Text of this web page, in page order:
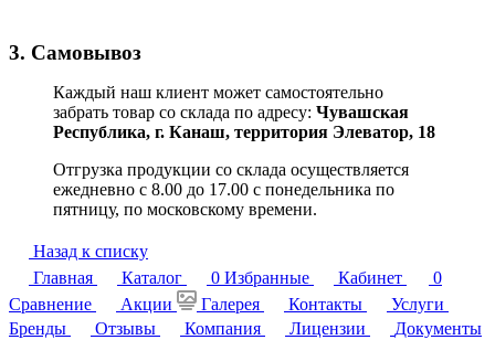
3. Самовывоз
Каждый наш клиент может самостоятельно
забрать товар со склада по адресу: Чувашская
Республика, г. Канаш, территория Элеватор, 18
Отгрузка продукции со склада осуществляется
ежедневно с 8.00 до 17.00 с понедельника по
пятницу, по московскому времени.
Назад к списку
Главная
Каталог 0 Избранные Кабинет
0
Сравнение
Акции Галерея Контакты
Услуги
Бренды
Отзывы Компания Лицензии
Документы